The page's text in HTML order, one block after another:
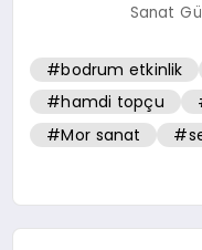
Sanat
#bodrum etkinlik
#hamdi topçu
#Mor sanat